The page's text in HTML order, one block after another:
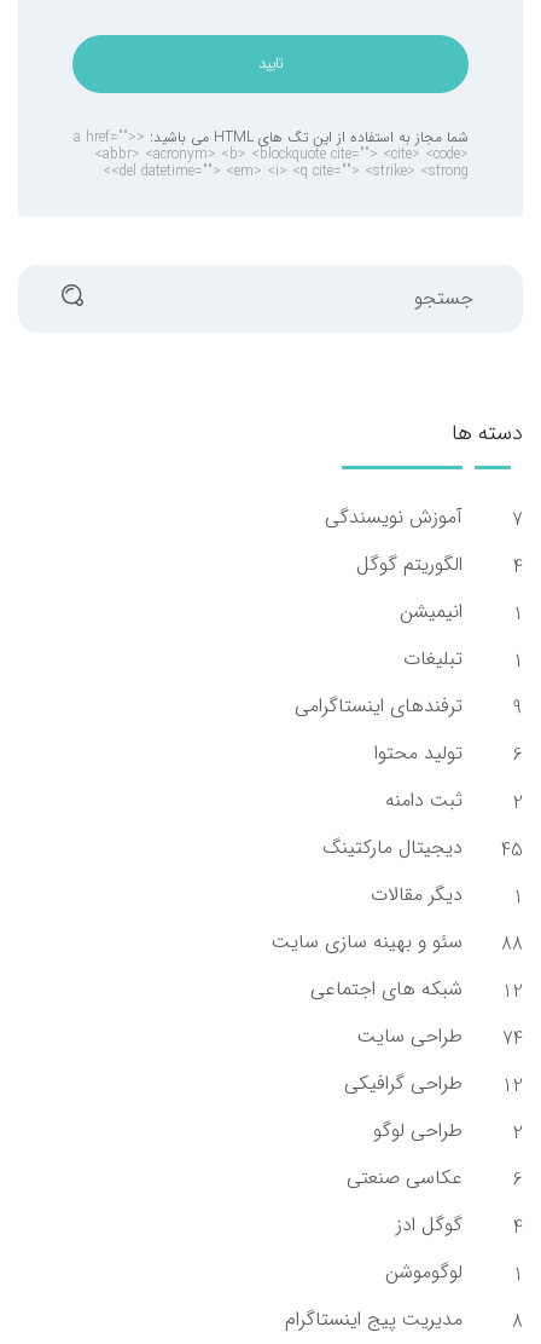
تایید
شما مجاز به استفاده از این تگ های HTML می باشید: <a href="">
<abbr> <acronym> <b> <blockquote cite=""> <cite> <code>
<del datetime=""> <em> <i> <q cite=""> <strike> <strong>
دسته ها
7
آموزش نویسندگی
4
الگوریتم گوگل
1
انیمیشن
1
تبلیغات
9
ترفندهای اینستاگرامی
6
تولید محتوا
2
ثبت دامنه
45
دیجیتال مارکتینگ
1
دیگر مقالات
88
سئو و بهینه سازی سایت
12
شبکه های اجتماعی
74
طراحی سایت
12
طراحی گرافیکی
2
طراحی لوگو
6
عکاسی صنعتی
4
گوگل ادز
1
لوگوموشن
8
مدیریت پیج اینستاگرام